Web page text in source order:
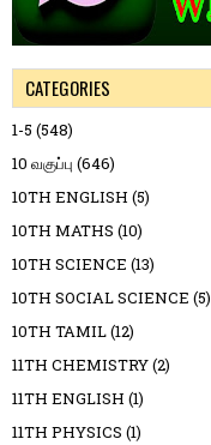
CATEGORIES
1-5 (548)
10 வகுப்பு (646)
10TH ENGLISH (5)
10TH MATHS (10)
10TH SCIENCE (13)
10TH SOCIAL SCIENCE (5)
10TH TAMIL(12)
11TH CHEMISTRY(2)
11TH ENGLISH (1)
11TH PHYSICS (1)